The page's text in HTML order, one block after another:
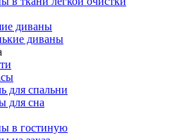
диваны
диваны
для спальни
для сна
в гостиную